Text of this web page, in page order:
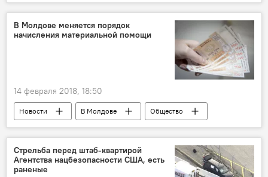
День всех влюбленных
музыка
любовь
романтика
иван бурзум
клипы
Видео
В Молдове меняется порядок
начисления материальной помощи
14 февраля 2018, 18:50
Новости В Молдове
Общество
Республика Молдова
Светлана Чеботарь
правительство
ветераны
регламент
материальная помощь
Стрельба перед штаб-квартирой
Агентства нацбезопасности США, есть
раненые